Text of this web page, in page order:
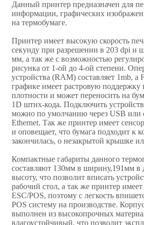
Данный принтер предназначен для
информации, графических
на термобумаге.
Принтер имеет высокую скорость
секунду при разрешении в 203 dpi и
мм, а так же с возможностью
рисунка от 1-ой до 4-ой степени.
устройства (RAM) составляет 1mb, а
графике имеет растровую поддержку
плотности и может переносить на
1D штих-кода. Подключить
можно по умолчанию через USB или
Ethernet. Так же принтер имеет
и оповещает, что бумага подходит к
закончилась, о незакрытой крышке
Компактные габариты данного
составляют 130мм в ширину,191мм в
высоту, что позволит вписать
рабочий стол, а так же принтер
ESC/POS, поэтому с легкость
POS систему на производстве.
выполнен из высокопрочных
влагоустойчивый, что позволит